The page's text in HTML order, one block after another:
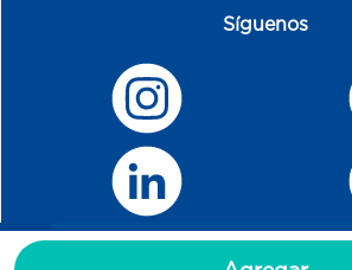
Síguenos